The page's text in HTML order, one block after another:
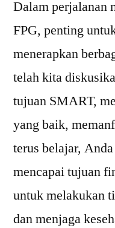
Dalam perjalanan
FPG, penting
menerapkan
telah kita
tujuan SMART,
yang baik,
terus belajar,
mencapai tujuan
untuk melakukan
dan menjaga